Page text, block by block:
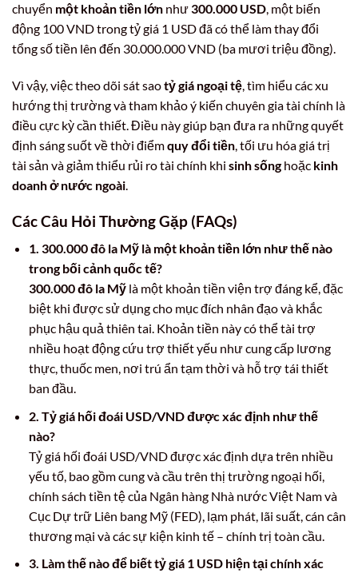
chuyển một khoản tiền lớn như300.000 USD, một biến
động 100 VND trong tỷ giá 1 USD đã có thể làm thay đổi
tổng số tiền lên đến 30.000.000 VND (ba mươi triệu đồng).
Vì vậy, việc theo dõi sát saotỷ giá ngoại tệ, tìm hiểu các xu
hướng thị trường và tham khảo ý kiến chuyên gia tài chính là
điều cực kỳ cần thiết. Điều này giúp bạn đưa ra những quyết
định sáng suốt về thời điểmquy đổi tiền, tối ưu hóa giá trị
tài sản và giảm thiểu rủi ro tài chính khi sinh sốnghoặc kinh
doanh ở nước ngoài.
Các Câu Hỏi Thường Gặp (FAQs)
1. 300.000 đô la Mỹ là một khoản tiền lớn như thế nào
trong bối cảnh quốc tế?
300.000 đô la Mỹlà một khoản tiền viện trợ đáng kể, đặc
biệt khi được sử dụng cho mục đích nhân đạo và khắc
phục hậu quả thiên tai. Khoản tiền này có thể tài trợ
nhiều hoạt động cứu trợ thiết yếu như cung cấp lương
thực, thuốc men, nơi trú ẩn tạm thời và hỗ trợ tái thiết
ban đầu.
2. Tỷ giá hối đoái USD/VND được xác định như thế
nào?
Tỷ giá hối đoái USD/VND được xác định dựa trên nhiều
yếu tố, bao gồm cung và cầu trên thị trường ngoại hối,
chính sách tiền tệ của Ngân hàng Nhà nước Việt Nam và
Cục Dự trữ Liên bang Mỹ (FED), lạm phát, lãi suất, cán cân
thương mại và các sự kiện kinh tế – chính trị toàn cầu.
3. Làm thế nào để biết tỷ giá 1 USD hiện tại chính xác